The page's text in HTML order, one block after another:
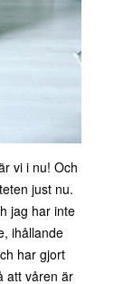
vi i nu! Och
just nu.
jag har inte
ihållande
har gjort
att våren är